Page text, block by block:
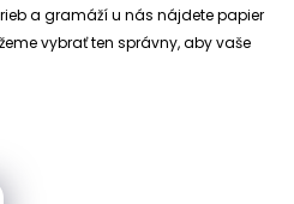
a gramáží u nás nájdete papier
vybrať ten správny, aby vaše